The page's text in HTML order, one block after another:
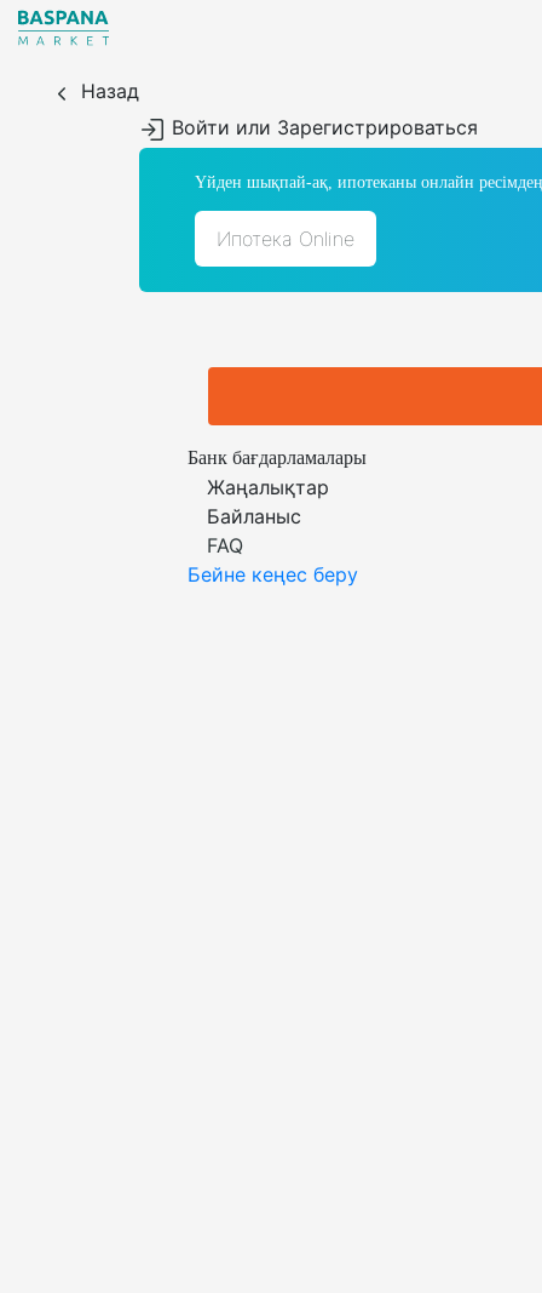
Назад
Войти или Зарегистрироваться
Үйден шықпай-ақ, ипотеканы онлайн
Ипотека Online
Банк бағдарламалары
Жаңалықтар
Байланыс
FAQ
Бейне кеңес беру